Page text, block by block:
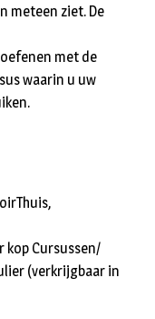
meteen ziet. De
met de
waarin u uw
kop Cursussen/
(verkrijgbaar in